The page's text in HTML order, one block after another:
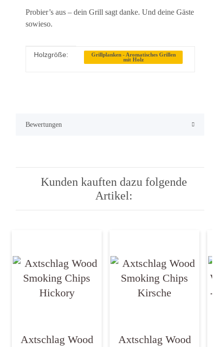
Probier’s aus – dein Grill sagt danke. Und deine Gäste
sowieso.
Produkteigenschaft
Wert
Holzgröße:
Grillplanken - Aromatisches Grillen
mit Holz
Bewertungen
Kunden kauften dazu folgende
Artikel:
Axtschlag Wood
Axtschlag Wood